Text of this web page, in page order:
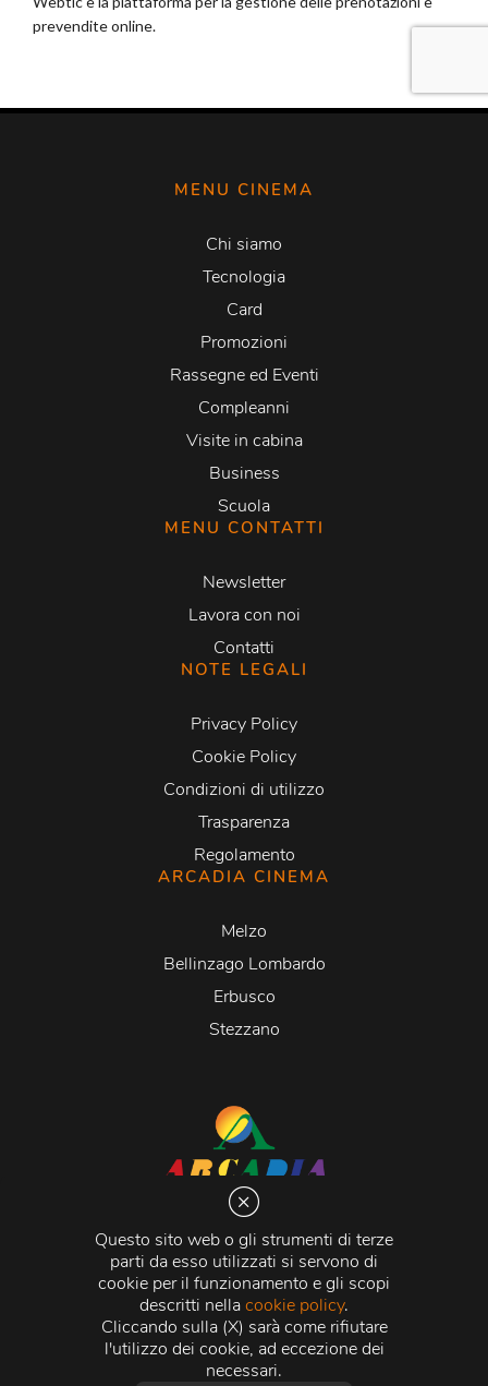
Questo sito web o gli strumenti di terze
parti da esso utilizzati si servono di
cookie per il funzionamento e gli scopi
descritti nellacookie policy.
Cliccando sulla (X) sarà come rifiutare
l'utilizzo dei cookie, ad eccezione dei
necessari.
MENU CINEMA
Chi siamo
Tecnologia
Card
Promozioni
Rassegne ed Eventi
Compleanni
Visite in cabina
Business
Scuola
MENU CONTATTI
Newsletter
Lavora con noi
Contatti
NOTE LEGALI
Privacy Policy
Cookie Policy
Condizioni di utilizzo
Trasparenza
Regolamento
ARCADIA CINEMA
Melzo
Bellinzago Lombardo
Erbusco
Stezzano
Via Martiri della Libertà 20066 Melzo (MI)
C.C.I.A.A. - R.E.A di Milano n. 1427910
Registro delle Imprese di Milano n. 338392 -
Fiscale e Partita Iva11015840157 | Capitale Sociale
500.000,00 i.v.
Credits:Crea Informatica S.r.l. 2026 © Tutti i diritti
riservati.